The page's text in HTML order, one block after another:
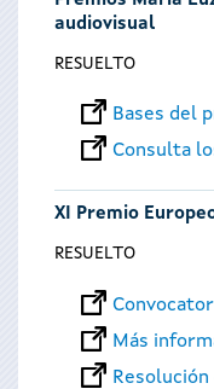
audiovisual
RESUELTO
Bases del
Consulta
XI Premio
RESUELTO
Más